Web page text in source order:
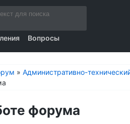
Вопросы
» Административно-
форума